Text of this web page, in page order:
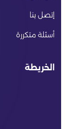
إتصل بنا
أسئلة متكررة
الخريطة